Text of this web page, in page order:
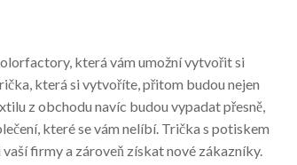
která vám umožní vytvořit si
která si vytvoříte, přitom budou nejen
z obchodu navíc budou vypadat přesně,
které se vám nelíbí. Trička s potiskem
firmy a zároveň získat nové zákazníky.